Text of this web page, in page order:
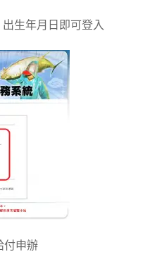
生年月日即可登入
付申辦